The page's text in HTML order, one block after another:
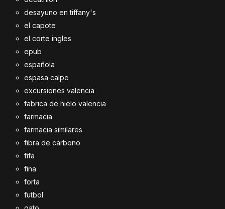
desayuno en tiffany's
el capote
el corte ingles
epub
española
espasa calpe
excursiones valencia
fabrica de hielo valencia
farmacia
farmacia similares
fibra de carbono
fifa
fina
forta
futbol